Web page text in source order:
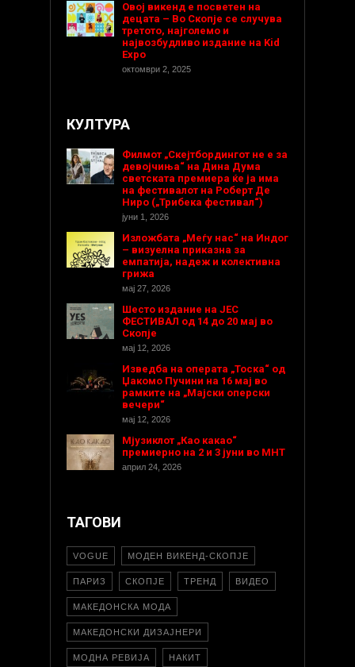
Овој викенд е посветен на
децата – Во Скопје се случува
третото, најголемо и
највозбудливо издание на Kid
Expo
октомври 2, 2025
КУЛТУРА
Филмот „Скејтбордингот не е за
девојчиња“ на Дина Дума
светската премиера ќе ја има
на фестивалот на Роберт Де
Ниро („Трибека фестивал“)
јуни 1, 2026
Изложбата „Меѓу нас“ на Индог
– визуелна приказна за
емпатија, надеж и колективна
грижа
мај 27, 2026
Шесто издание на ЈЕС
ФЕСТИВАЛ од 14 до 20 мај во
Скопје
мај 12, 2026
Изведба на операта „Тоска“ од
Џакомо Пучини на 16 мај во
рамките на „Мајски оперски
вечери“
мај 12, 2026
Мјузиклот „Као какао“
премиерно на 2 и 3 јуни во МНТ
април 24, 2026
ТАГОВИ
VOGUE МОДЕН ВИКЕНД-СКОПЈЕ
ПАРИЗ СКОПЈЕ ТРЕНД ВИДЕО
МАКЕДОНСКА МОДА
МАКЕДОНСКИ ДИЗАЈНЕРИ
МОДНА РЕВИЈА НАКИТ